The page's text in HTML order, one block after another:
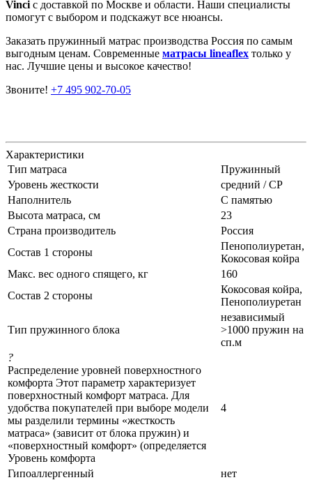
Vinci с доставкой по Москве и области. Наши специалисты
помогут с выбором и подскажут все нюансы.
Заказать пружинный матрас производства Россия по самым
выгодным ценам. Современные матрасы lineaflex только у
нас. Лучшие цены и высокое качество!
Звоните! +7 495 902-70-05
Характеристики
Тип матраса
Пружинный
Уровень жесткости
средний / СР
Наполнитель
С памятью
Высота матраса, см
23
Страна производитель
Россия
Состав 1 стороны
Пенополиуретан,
Кокосовая койра
Макс. вес одного спящего, кг
160
Состав 2 стороны
Кокосовая койра,
Пенополиуретан
Тип пружинного блока
независимый
>1000 пружин на
сп.м
?
Распределение уровней поверхностного
комфорта Этот параметр характеризует
поверхностный комфорт матраса. Для
удобства покупателей при выборе модели
мы разделили термины «жесткость
матраса» (зависит от блока пружин) и
«поверхностный комфорт» (определяется
Уровень комфорта
4
Гипоаллергенный нет